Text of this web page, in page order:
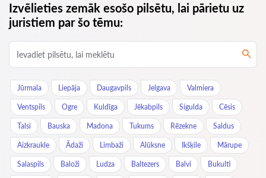
Izvēlieties zemāk esošo pilsētu, lai pārietu uz
juristiem par šo tēmu:
Jūrmala Liepāja Daugavpils Jelgava Valmiera
Ventspils Ogre Kuldīga Jēkabpils Sigulda Cēsis
Talsi Bauska Madona Tukums Rēzekne Saldus
Aizkraukle Ādaži Limbaži Alūksne Ikšķile Mārupe
Salaspils Baloži Ludza Baltezers Balvi Bukulti